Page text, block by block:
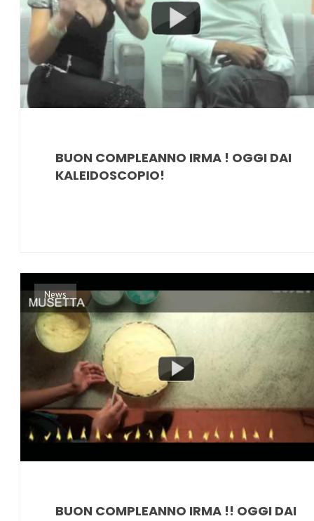
BUON COMPLEANNO IRMA ! OGGI DAI
KALEIDOSCOPIO!
News
BUON COMPLEANNO IRMA !! OGGI DAI